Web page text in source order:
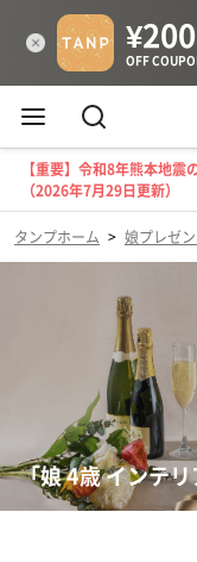
【重要】令和8年熊本地
（2026年7月29日更新）
タンプホーム > 娘プレゼ
「娘 4歳 インテ